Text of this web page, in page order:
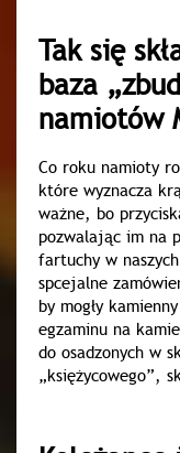
Tak się
baza
namiotów
Co roku namioty
które wyznacza
ważne, bo
pozwalając im na
fartuchy w
spcejalne
by mogły
egzaminu na
do osadzonych w
„księżycowego”,